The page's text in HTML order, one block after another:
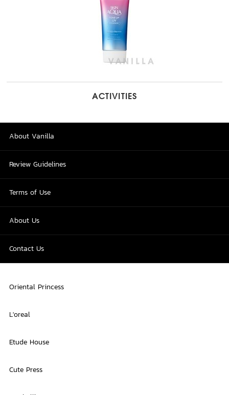
ACTIVITIES
About Vanilla
Review Guidelines
Terms of Use
About Us
Contact Us
Oriental Princess
L'oreal
Etude House
Cute Press